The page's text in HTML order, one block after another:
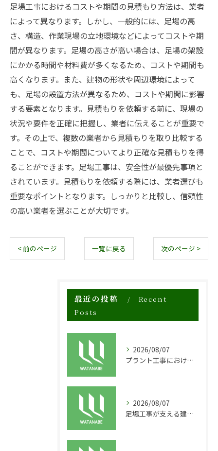
足場工事におけるコストや期間の見積もり方法は、業者
によって異なります。しかし、一般的には、足場の高
さ、構造、作業現場の立地環境などによってコストや期
間が異なります。足場の高さが高い場合は、足場の架設
にかかる時間や材料費が多くなるため、コストや期間も
高くなります。また、建物の形状や周辺環境によって
も、足場の設置方法が異なるため、コストや期間に影響
する要素となります。見積もりを依頼する前に、現場の
状況や要件を正確に把握し、業者に伝えることが重要で
す。その上で、複数の業者から見積もりを取り比較する
ことで、コストや期間についてより正確な見積もりを得
ることができます。足場工事は、安全性が最優先事項と
されています。見積もりを依頼する際には、業者選びも
重要なポイントとなります。しっかりと比較し、信頼性
の高い業者を選ぶことが大切です。
< 前のページ 一覧に戻る 次のページ >
最近の投稿
Recent
Posts
2026/08/07
プラント工事における足場工事の安全対策と施工の重要性
2026/08/07
足場工事が支える建物の長寿命化と外装塗装の重要性